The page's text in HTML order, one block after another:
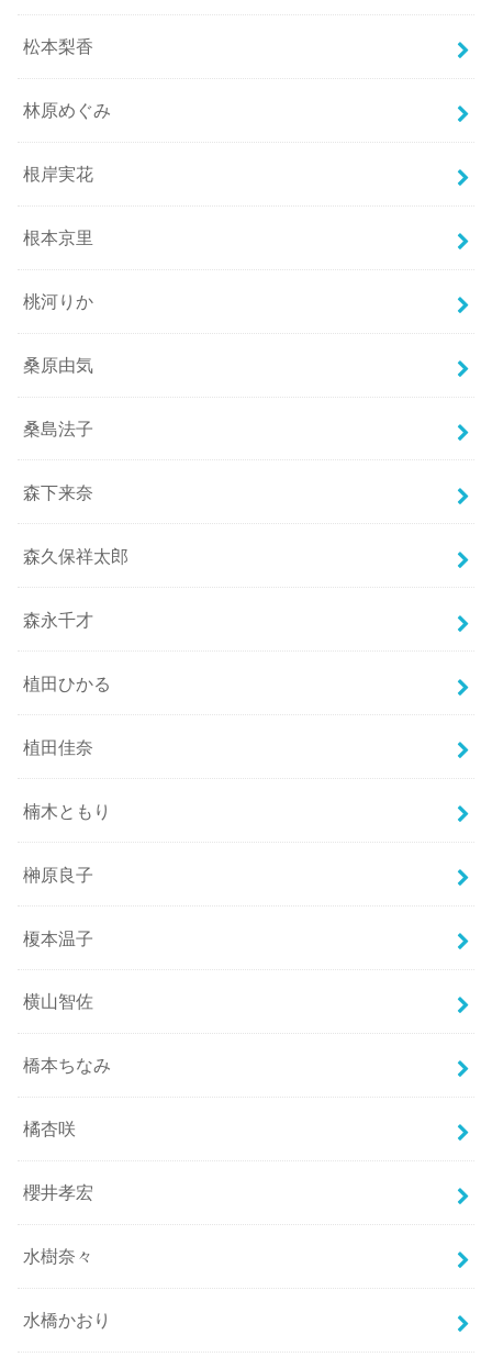
松本梨香
林原めぐみ
根岸実花
根本京里
桃河りか
桑原由気
桑島法子
森下来奈
森久保祥太郎
森永千才
植田ひかる
植田佳奈
楠木ともり
榊原良子
榎本温子
横山智佐
橋本ちなみ
橘杏咲
櫻井孝宏
水樹奈々
水橋かおり